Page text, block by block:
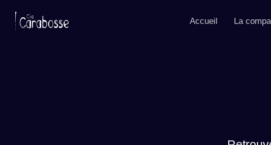
Accueil La